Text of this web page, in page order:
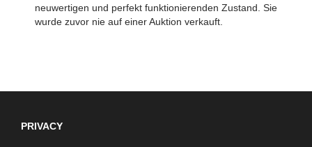
neuwertigen und perfekt funktionierenden Zustand. Sie
wurde zuvor nie auf einer Auktion verkauft.
PRIVACY